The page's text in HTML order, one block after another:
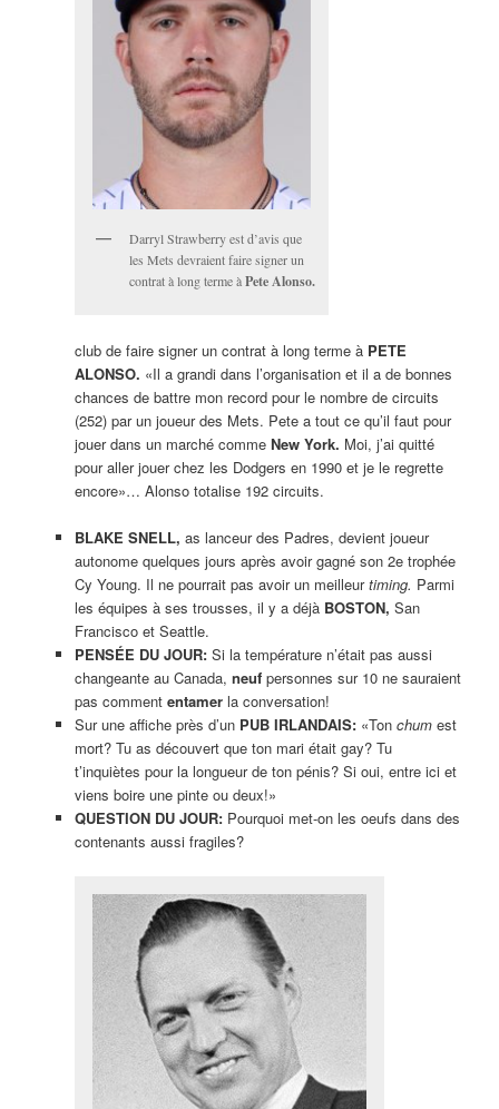
Darryl Strawberry est d’avis que
les Mets devraient faire signer un
contrat à long terme àPete Alonso.
club de faire signer un contrat à long terme à PETE
ALONSO. «Il a grandi dans l’organisation et il a de bonnes
chances de battre mon record pour le nombre de circuits
(252) par un joueur des Mets. Pete a tout ce qu’il faut pour
jouer dans un marché comme New York. Moi, j’ai quitté
pour aller jouer chez les Dodgers en 1990 et je le regrette
encore»… Alonso totalise 192 circuits.
BLAKE SNELL, as lanceur des Padres, devient joueur
autonome quelques jours après avoir gagné son 2e trophée
Cy Young. Il ne pourrait pas avoir un meilleurtiming. Parmi
les équipes à ses trousses, il y a déjà BOSTON, San
Francisco et Seattle.
PENSÉE DU JOUR: Si la température n’était pas aussi
changeante au Canada, neufpersonnes sur 10 ne sauraient
pas comment entamerla conversation!
Sur une affiche près d’un PUB IRLANDAIS:«Ton chumest
mort? Tu as découvert que ton mari était gay? Tu
t’inquiètes pour la longueur de ton pénis? Si oui, entre ici et
viens boire une pinte ou deux!»
QUESTION DU JOUR:Pourquoi met-on les oeufs dans des
contenants aussi fragiles?